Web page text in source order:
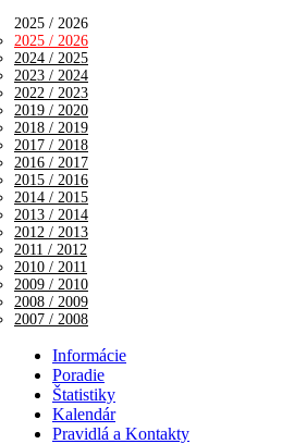
2025 / 2026
2025 / 2026
2024 / 2025
2023 / 2024
2022 / 2023
2019 / 2020
2018 / 2019
2017 / 2018
2016 / 2017
2015 / 2016
2014 / 2015
2013 / 2014
2012 / 2013
2011 / 2012
2010 / 2011
2009 / 2010
2008 / 2009
2007 / 2008
Informácie
Poradie
Štatistiky
Kalendár
Pravidlá a Kontakty